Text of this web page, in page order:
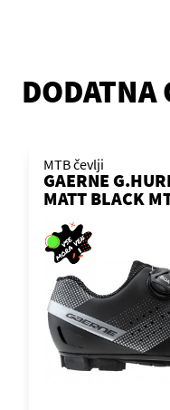
DODATNA
MTB čevlji
GAERNE
MATT BLACK